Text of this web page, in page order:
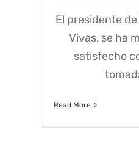
El presidente
Vivas, se ha
satisfecho
Read More